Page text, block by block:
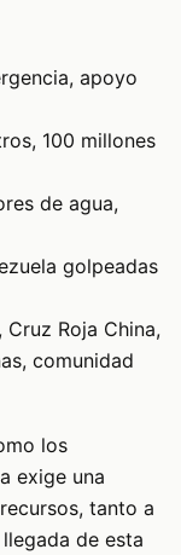
apoyo
100 millones
de agua,
golpeadas
Cruz Roja China,
comunidad
los
exige una
tanto a
de esta